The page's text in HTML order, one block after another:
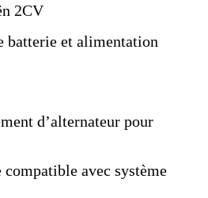
2CV
batterie et alimentation
d’alternateur pour
compatible avec système